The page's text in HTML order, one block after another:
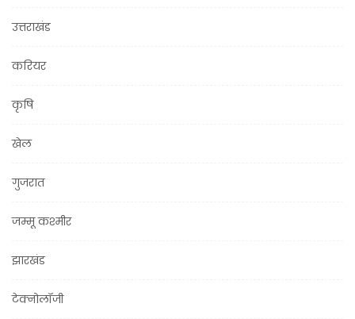
उत्तराखंड
करियर
कृषि
खेल
गुजरात
जम्मू कश्मीर
झारखंड
टेक्नोलॉजी